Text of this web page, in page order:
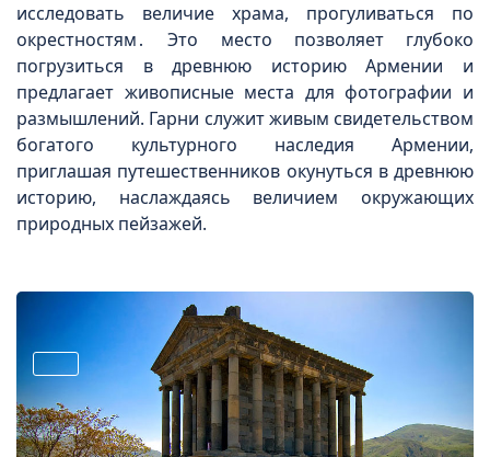
исследовать величие храма, прогуливаться по
окрестностям․ Это место позволяет глубоко
погрузиться в древнюю историю Армении и
предлагает живописные места для фотографии и
размышлений. Гарни служит живым свидетельством
богатого культурного наследия Армении,
приглашая путешественников окунуться в древнюю
историю, наслаждаясь величием окружающих
природных пейзажей.